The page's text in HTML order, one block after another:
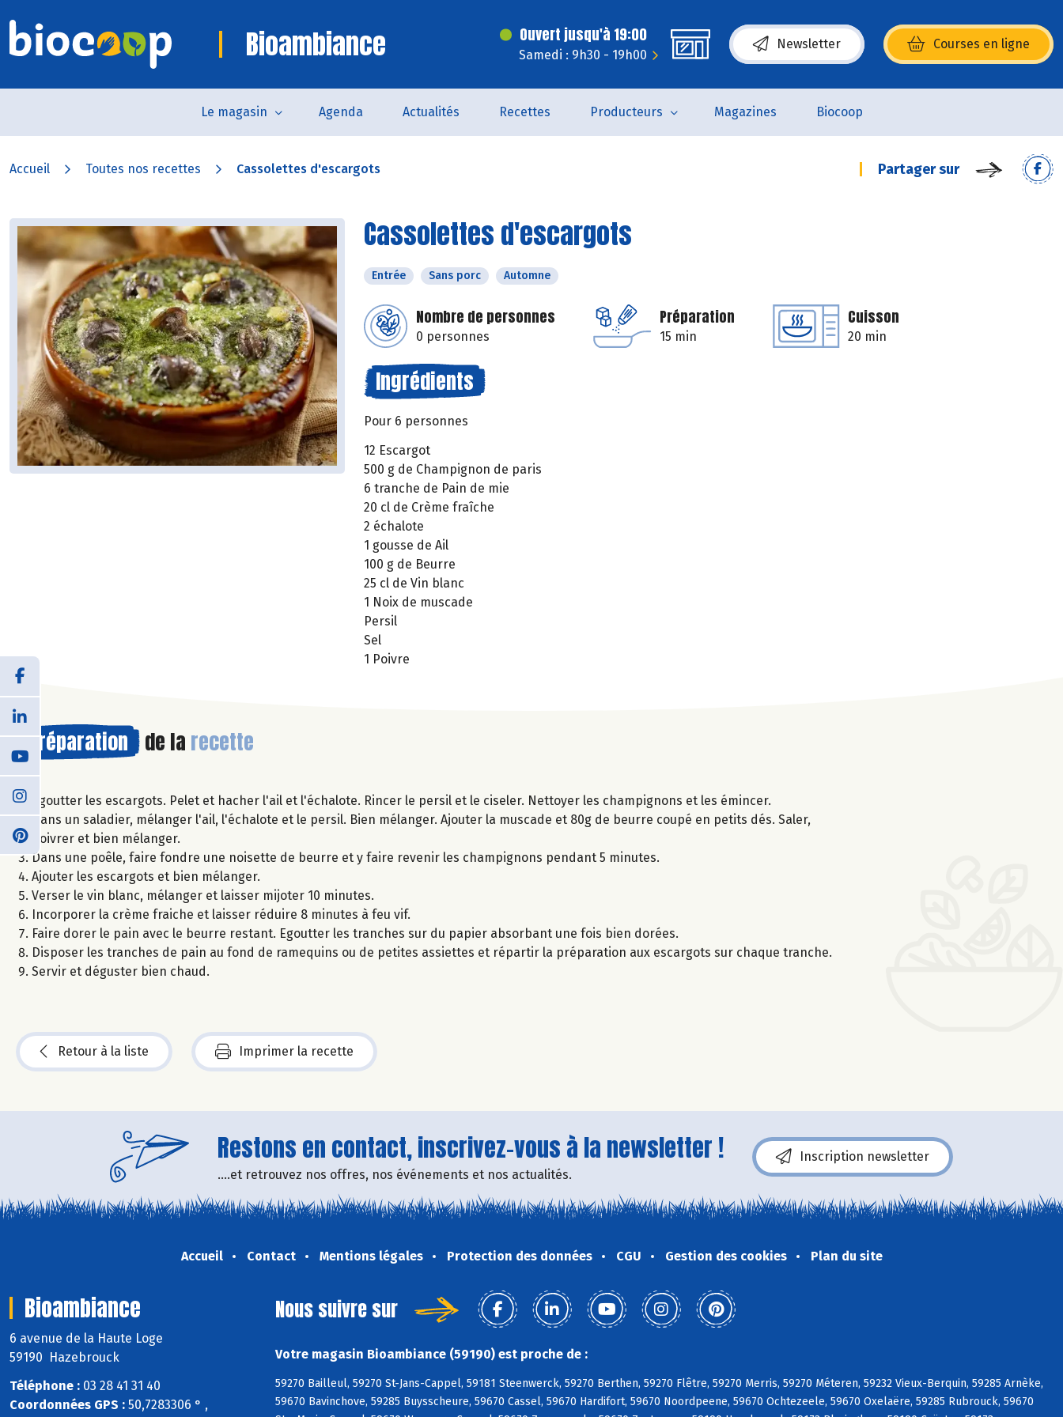
Bioambiance Ouvert jusqu'à 19:00
Samedi : 9h30 - 19h00
Newsletter Courses en ligne
(s’ouvre dans une nouvelle fenêtre)
Le magasin Agenda Actualités Recettes Producteurs Magazines Biocoop
Accueil Toutes nos recettes Cassolettes d'escargots Partager sur
Cassolettes d'escargots
Entrée Sans porc Automne
Nombre de personnes
0 personnes
Préparation
15 min
Cuisson
20 min
Ingrédients
Pour 6 personnes
12 Escargot
500 g de Champignon de paris
6 tranche de Pain de mie
20 cl de Crème fraîche
2 échalote
1 gousse de Ail
100 g de Beurre
25 cl de Vin blanc
1 Noix de muscade
Persil
Sel
1 Poivre
Préparation de la recette
Egoutter les escargots. Pelet et hacher l'ail et l'échalote. Rincer le persil et le ciseler. Nettoyer les champignons et les émincer.
Dans un saladier, mélanger l'ail, l'échalote et le persil. Bien mélanger. Ajouter la muscade et 80g de beurre coupé en petits dés. Saler,
poivrer et bien mélanger.
Dans une poêle, faire fondre une noisette de beurre et y faire revenir les champignons pendant 5 minutes.
Ajouter les escargots et bien mélanger.
Verser le vin blanc, mélanger et laisser mijoter 10 minutes.
Incorporer la crème fraiche et laisser réduire 8 minutes à feu vif.
Faire dorer le pain avec le beurre restant. Egoutter les tranches sur du papier absorbant une fois bien dorées.
Disposer les tranches de pain au fond de ramequins ou de petites assiettes et répartir la préparation aux escargots sur chaque tranche.
Servir et déguster bien chaud.
Retour à la liste Imprimer la recette
Restons en contact, inscrivez-vous à la newsletter !
....et retrouvez nos offres, nos événements et nos actualités.
Inscription newsletter
Accueil Contact Mentions légales Protection des données CGU Gestion des cookies Plan du site
Bioambiance
6 avenue de la Haute Loge
59190 Hazebrouck
Téléphone : 03 28 41 31 40
Coordonnées GPS : 50,7283306 ° ,
Nous suivre sur
Votre magasin Bioambiance (59190) est proche de :
59270 Bailleul, 59270 St-Jans-Cappel, 59181 Steenwerck, 59270 Berthen, 59270 Flêtre, 59270 Merris, 59270 Méteren, 59232 Vieux-Berquin, 59285 Arnèke,
59670 Bavinchove, 59285 Buysscheure, 59670 Cassel, 59670 Hardifort, 59670 Noordpeene, 59670 Ochtezeele, 59670 Oxelaëre, 59285 Rubrouck, 59670